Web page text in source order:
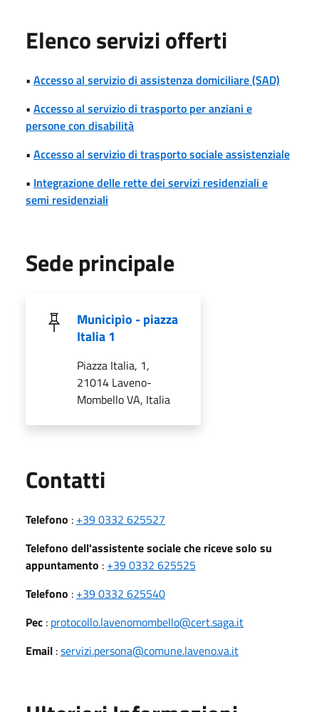
Elenco servizi offerti
• Accesso al servizio di assistenza domiciliare (SAD)
• Accesso al servizio di trasporto per anziani e
persone con disabilità
• Accesso al servizio di trasporto sociale assistenziale
• Integrazione delle rette dei servizi residenziali e
semi residenziali
Sede principale
Municipio - piazza
Italia 1
Piazza Italia, 1,
21014 Laveno-
Mombello VA, Italia
Contatti
Telefono : +39 0332 625527
Telefono dell'assistente sociale che riceve solo su
appuntamento : +39 0332 625525
Telefono : +39 0332 625540
Pec : protocollo.lavenomombello@cert.saga.it
Email :servizi.persona@comune.laveno.va.it